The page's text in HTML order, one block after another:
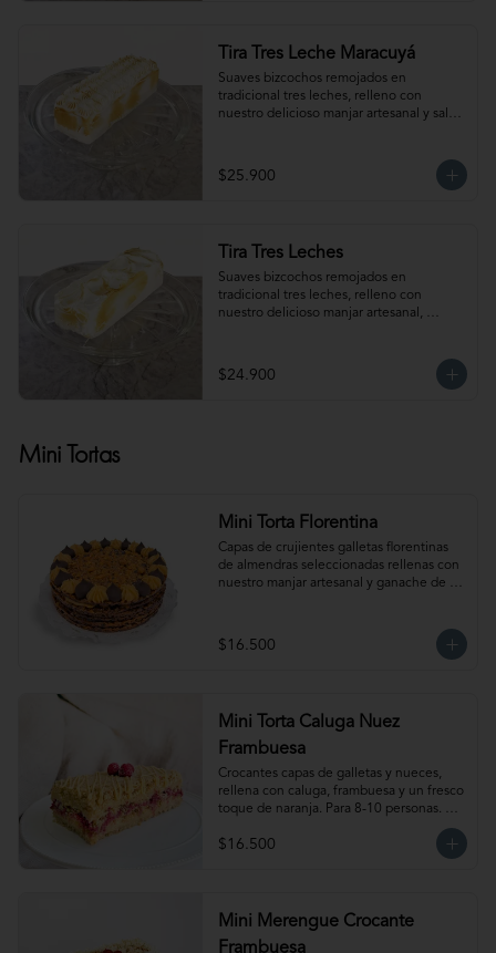
Tira Tres Leche Maracuyá
Suaves bizcochos remojados en
tradicional tres leches, relleno con
nuestro delicioso manjar artesanal y salsa
Producto congelado, se recomienda
descongelar de 2 horas a temperatura
$25.900
Tira Tres Leches
Suaves bizcochos remojados en
tradicional tres leches, relleno con
nuestro delicioso manjar artesanal,
recomienda descongelar de 2 horas a
temperatura ambiente antes de servir.
$24.900
Mini Tortas
Mini Torta Florentina
Capas de crujientes galletas florentinas
de almendras seleccionadas rellenas con
nuestro manjar artesanal y ganache de
recomienda descongelar 1 hora
refrigerada antes de servir. Para
trazas.
$16.500
Mini Torta Caluga Nuez
Frambuesa
Crocantes capas de galletas y nueces,
rellena con caluga, frambuesa y un fresco
toque de naranja. Para 8-10 personas.
descongelar 1  hora a temperatura
$16.500
Mini Merengue Crocante
Frambuesa